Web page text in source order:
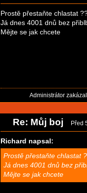
Prostě přestaňte chlastat
Já dnes 4001 dnů bez
Mějte se jak chcete
Administrátor
Re: Můj boj Před
Richard napsal:
Prostě přestaňte chlastat
Já dnes 4001 dnů bez
Mějte se jak chcete